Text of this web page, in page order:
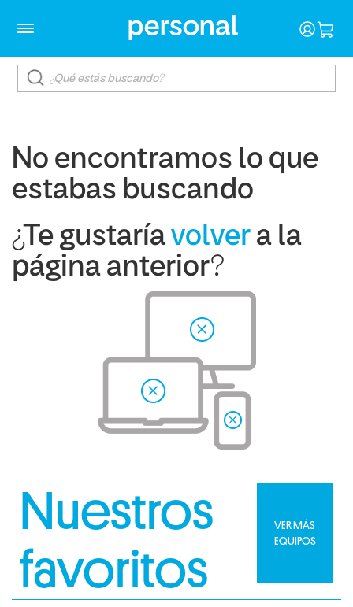
No encontramos lo que
estabas buscando
¿Te gustaría volver a la
página anterior?
Nuestros
favoritos
VER MÁS
EQUIPOS